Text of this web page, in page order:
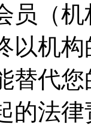
员（
以机
替代
的法